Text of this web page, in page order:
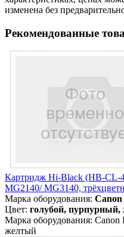
изменена без
Рекомендованные
Картридж Hi-Black (HB-CL-
MG2140/ MG3140,
Марка оборудования: Canon
Цвет: голубой,
Марка оборудования:
желтый